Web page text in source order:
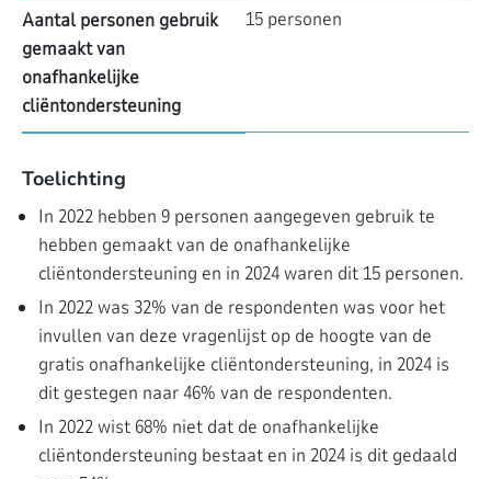
Aantal personen gebruik
gemaakt van
onafhankelijke
cliëntondersteuning
15 personen
Toelichting
In 2022 hebben 9 personen aangegeven gebruik te
hebben gemaakt van de onafhankelijke
cliëntondersteuning en in 2024 waren dit 15 personen.
In 2022 was 32% van de respondenten was voor het
invullen van deze vragenlijst op de hoogte van de
gratis onafhankelijke cliëntondersteuning, in 2024 is
dit gestegen naar 46% van de respondenten.
In 2022 wist 68% niet dat de onafhankelijke
cliëntondersteuning bestaat en in 2024 is dit gedaald